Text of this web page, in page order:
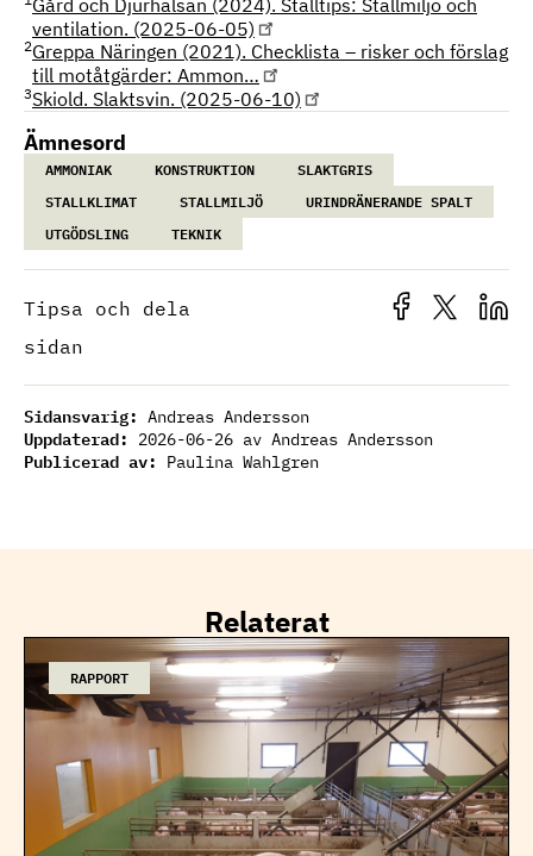
ventilation. (2025-06-05)
2Greppa Näringen (2021). Checklista – risker och förslag
till motåtgärder: Ammon…
3Skiold. Slaktsvin. (2025-06-10)
Ämnesord
AMMONIAK KONSTRUKTION
SLAKTGRIS
STALLKLIMAT
STALLMILJÖ
URINDRÄNERANDE SPALT
UTGÖDSLING
TEKNIK
Tipsa och dela
sidan
Sidansvarig: Andreas Andersson
Uppdaterad: 2026-06-26 av Andreas Andersson
Publicerad av: Paulina Wahlgren
Relaterat
RAPPORT